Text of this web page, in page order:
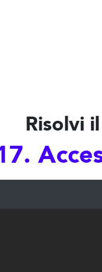
Risolvi